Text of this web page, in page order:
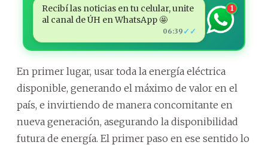
Recibí las noticias en tu celular, unite
al canal de ÚH en WhatsApp 🤩
06:39 ✓✓
1
En primer lugar, usar toda la energía eléctrica
disponible, generando el máximo de valor en el
país, e invirtiendo de manera concomitante en
nueva generación, asegurando la disponibilidad
futura de energía. El primer paso en ese sentido lo